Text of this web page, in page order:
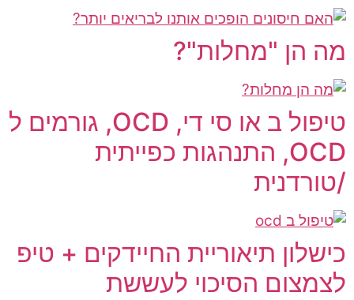
מה הן "מחלות"?
טיפול ב או סי די, OCD, גורמים ל
OCD, התנהגות כפייתית
/טורדנית
כישלון תיאוריית החיידקים + טיפ
לצמצום הסיכוי לעששת